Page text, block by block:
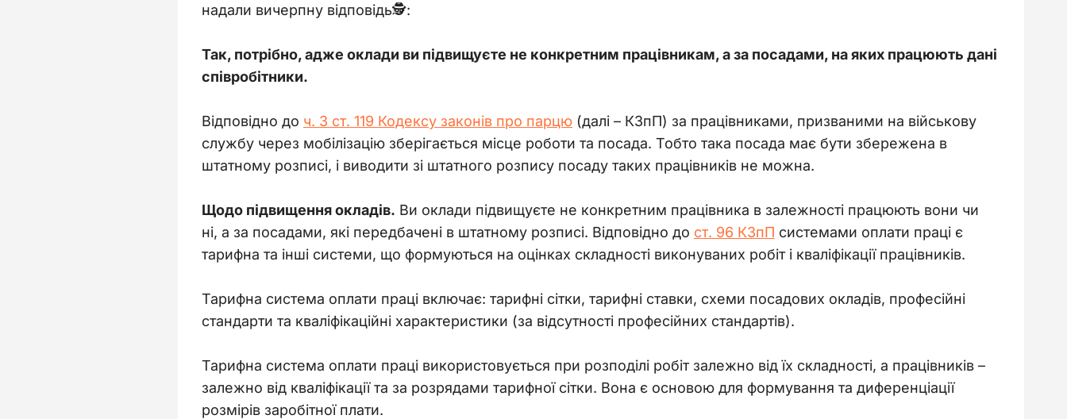
надали вичерпну відповідь🕵️:
Так, потрібно, адже оклади ви підвищуєте не конкретним працівникам, а за посадами, на яких працюють дані
співробітники.
Відповідно до ч. 3 ст. 119 Кодексу законів про парцю (далі – КЗпП) за працівниками, призваними на військову
службу через мобілізацію зберігається місце роботи та посада. Тобто така посада має бути збережена в
штатному розписі, і виводити зі штатного розпису посаду таких працівників не можна.
Щодо підвищення окладів. Ви оклади підвищуєте не конкретним працівника в залежності працюють вони чи
ні, а за посадами, які передбачені в штатному розписі. Відповідно до ст. 96 КЗпП системами оплати праці є
тарифна та інші системи, що формуються на оцінках складності виконуваних робіт і кваліфікації працівників.
Тарифна система оплати праці включає: тарифні сітки, тарифні ставки, схеми посадових окладів, професійні
стандарти та кваліфікаційні характеристики (за відсутності професійних стандартів).
Тарифна система оплати праці використовується при розподілі робіт залежно від їх складності, а працівників –
залежно від кваліфікації та за розрядами тарифної сітки. Вона є основою для формування та диференціації
розмірів заробітної плати.